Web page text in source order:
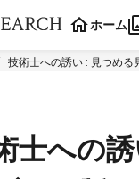
ホーム
技術士への誘い : 見つめる
士への